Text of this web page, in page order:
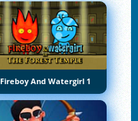
Fireboy And Watergirl 1